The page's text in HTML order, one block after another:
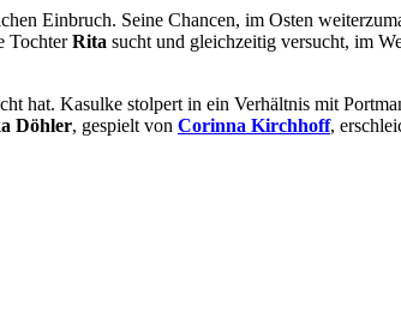
Einbruch. Seine Chancen, im Osten
TochterRita sucht und gleichzeitig versucht, im
hat. Kasulke stolpert in ein Verhältnis mit
Döhler, gespielt von Corinna Kirchhoff,